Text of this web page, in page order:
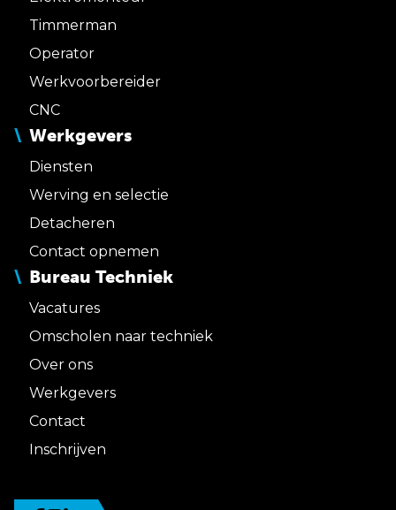
Timmerman
Operator
Werkvoorbereider
CNC
Werkgevers
Diensten
Werving en selectie
Detacheren
Contact opnemen
Bureau Techniek
Vacatures
Omscholen naar techniek
Over ons
Werkgevers
Contact
Inschrijven